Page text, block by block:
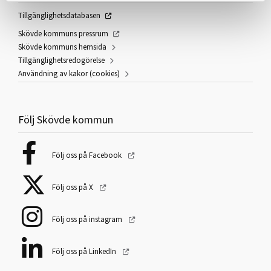
Tillgänglighetsdatabasen
Skövde kommuns pressrum
Skövde kommuns hemsida
Tillgänglighetsredogörelse
Användning av kakor (cookies)
Följ Skövde kommun
Följ oss på Facebook
Följ oss på X
Följ oss på instagram
Följ oss på LinkedIn